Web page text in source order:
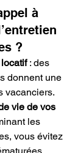
à
?
: des
donnent une
vacanciers.
vie de vos
les
vous évitez